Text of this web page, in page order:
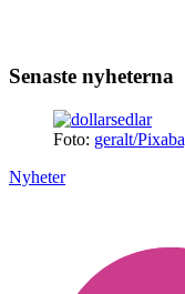
Senaste nyheterna
Foto: geralt/
Nyheter